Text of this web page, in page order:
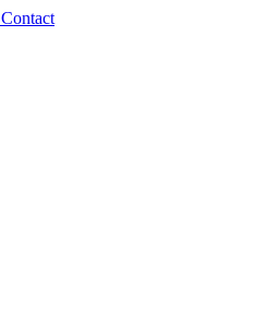
Contact